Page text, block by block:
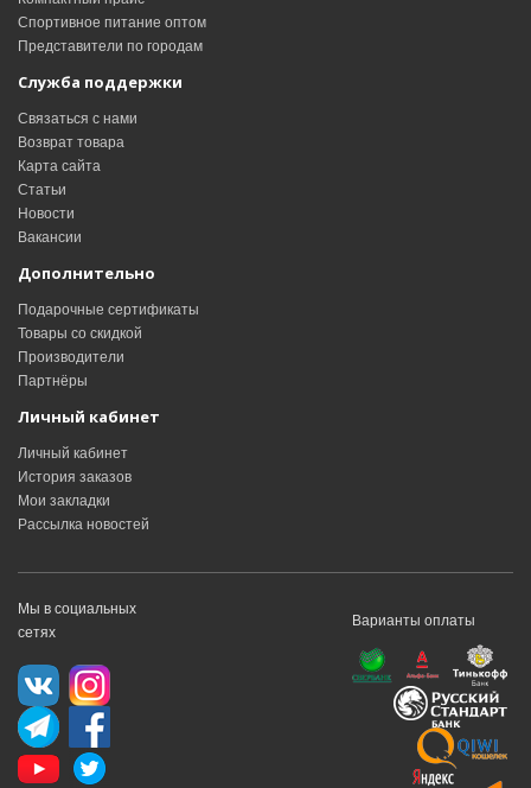
Спортивное питание оптом
Представители по городам
Служба поддержки
Связаться с нами
Возврат товара
Карта сайта
Статьи
Новости
Вакансии
Дополнительно
Подарочные сертификаты
Товары со скидкой
Производители
Партнёры
Личный кабинет
Личный кабинет
История заказов
Мои закладки
Рассылка новостей
Мы в социальных
сетях
Варианты оплаты